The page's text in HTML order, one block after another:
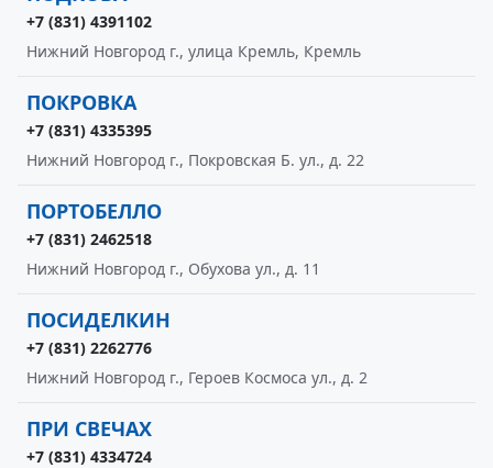
+7 (831) 4391102
Нижний Новгород г., улица Кремль, Кремль
ПОКРОВКА
+7 (831) 4335395
Нижний Новгород г., Покровская Б. ул., д. 22
ПОРТОБЕЛЛО
+7 (831) 2462518
Нижний Новгород г., Обухова ул., д. 11
ПОСИДЕЛКИН
+7 (831) 2262776
Нижний Новгород г., Героев Космоса ул., д. 2
ПРИ СВЕЧАХ
+7 (831) 4334724